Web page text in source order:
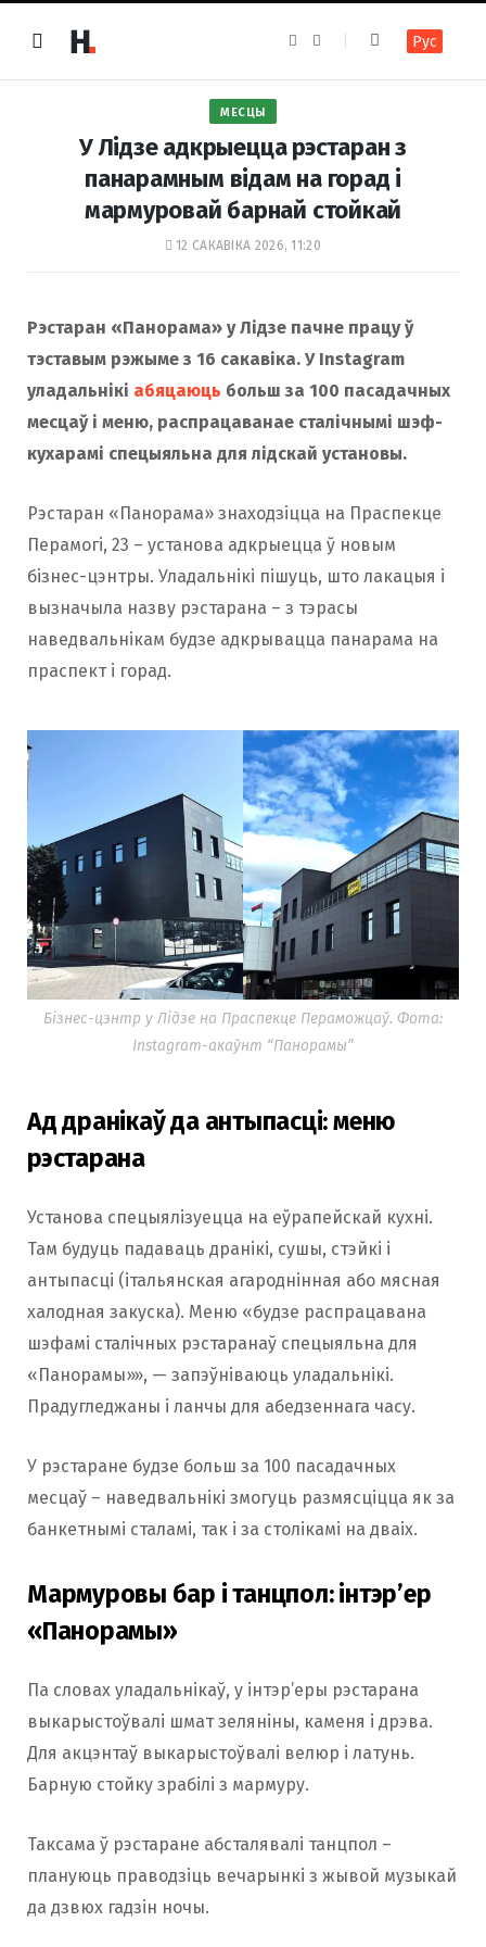
e
k
t
a
m
Рус
МЕСЦЫ
У Лідзе адкрыецца рэстаран з
панарамным відам на горад і
мармуровай барнай стойкай
12 САКАВІКА 2026, 11:20
Рэстаран «Панорама» у Лідзе пачне працу ў
тэставым рэжыме з 16 сакавіка. У Instagram
уладальнікі абяцаюць больш за 100 пасадачных
месцаў і меню, распрацаванае сталічнымі шэф-
кухарамі спецыяльна для лідскай установы.
Рэстаран «Панорама» знаходзіцца на Праспекце
Перамогі, 23 – установа адкрыецца ў новым
бізнес-цэнтры. Уладальнікі пішуць, што лакацыя і
вызначыла назву рэстарана – з тэрасы
наведвальнікам будзе адкрывацца панарама на
праспект і горад.
Бізнес-цэнтр у Лідзе на Праспекце Пераможцаў. Фота:
Instagram-акаўнт “Панорамы”
Ад дранікаў да антыпасці: меню
рэстарана
Установа спецыялізуецца на еўрапейскай кухні.
Там будуць падаваць дранікі, сушы, стэйкі і
антыпасці (італьянская агароднінная або мясная
халодная закуска). Меню «будзе распрацавана
шэфамі сталічных рэстаранаў спецыяльна для
«Панорамы»», — запэўніваюць уладальнікі.
Прадугледжаны і ланчы для абедзеннага часу.
У рэстаране будзе больш за 100 пасадачных
месцаў – наведвальнікі змогуць размясціцца як за
банкетнымі сталамі, так і за столікамі на дваіх.
Мармуровы бар і танцпол: інтэр’ер
«Панорамы»
Па словах уладальнікаў, у інтэр’еры рэстарана
выкарыстоўвалі шмат зеляніны, каменя і дрэва.
Для акцэнтаў выкарыстоўвалі велюр і латунь.
Барную стойку зрабілі з мармуру.
Таксама ў рэстаране абсталявалі танцпол –
плануюць праводзіць вечарынкі з жывой музыкай
да дзвюх гадзін ночы.